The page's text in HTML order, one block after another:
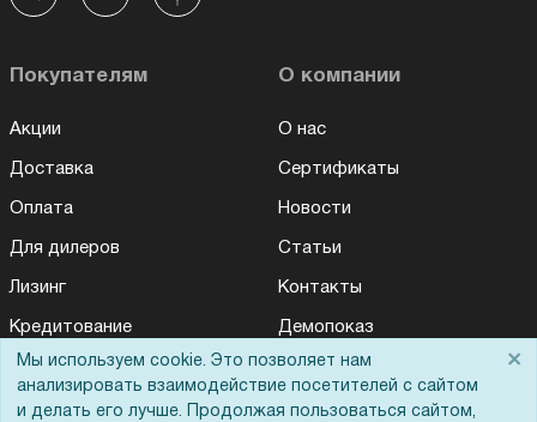
Покупателям
Акции
Доставка
Оплата
Для дилеров
Лизинг
Кредитование
Госучреждениям
Тендеры
О компании
О нас
Сертификаты
Новости
Статьи
Контакты
Демопоказ
Мы используем cookie. Это позволяет нам
анализировать взаимодействие посетителей с сайтом
и делать его лучше. Продолжая пользоваться сайтом,
×